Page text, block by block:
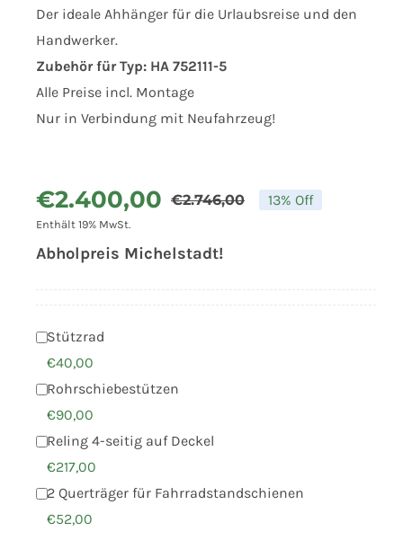
Der ideale Ahhänger für die Urlaubsreise und den
Handwerker.
Zubehör für Typ: HA 752111-5
Alle Preise incl. Montage
Nur in Verbindung mit Neufahrzeug!
€2.746,00
€2.400,00
Aktueller
Enthält 19% MwSt.
13% Off
Abholpreis Michelstadt!
Stützrad
€40,00
Rohrschiebestützen
€90,00
Reling 4-seitig auf Deckel
€217,00
2 Querträger für Fahrradstandschienen
€52,00